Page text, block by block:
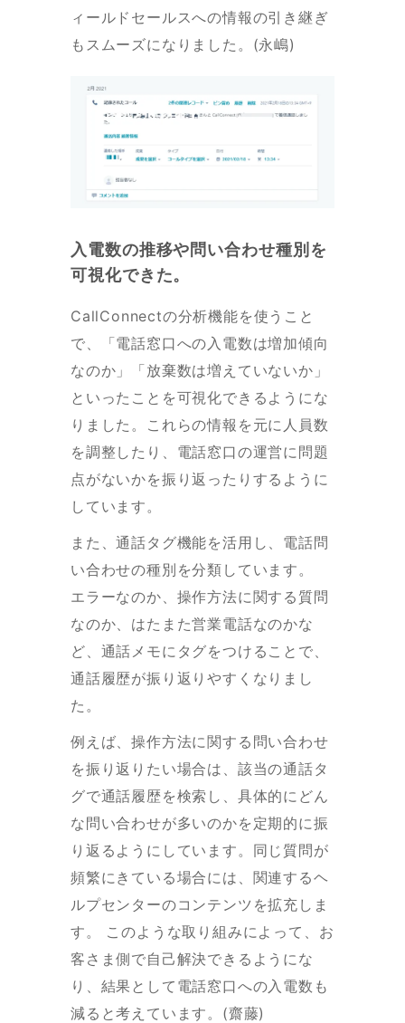
ィールドセールスへの情報の引き継ぎ
もスムーズになりました。(永嶋)
入電数の推移や問い合わせ種別を
可視化できた。
CallConnectの分析機能を使うこと
で、「電話窓口への入電数は増加傾向
なのか」「放棄数は増えていないか」
といったことを可視化できるようにな
りました。これらの情報を元に人員数
を調整したり、電話窓口の運営に問題
点がないかを振り返ったりするように
しています。
また、通話タグ機能を活用し、電話問
い合わせの種別を分類しています。
エラーなのか、操作方法に関する質問
なのか、はたまた営業電話なのかな
ど、通話メモにタグをつけることで、
通話履歴が振り返りやすくなりまし
た。
例えば、操作方法に関する問い合わせ
を振り返りたい場合は、該当の通話タ
グで通話履歴を検索し、具体的にどん
な問い合わせが多いのかを定期的に振
り返るようにしています。同じ質問が
頻繁にきている場合には、関連するヘ
ルプセンターのコンテンツを拡充しま
す。 このような取り組みによって、お
客さま側で自己解決できるようにな
り、結果として電話窓口への入電数も
減ると考えています。(齋藤)